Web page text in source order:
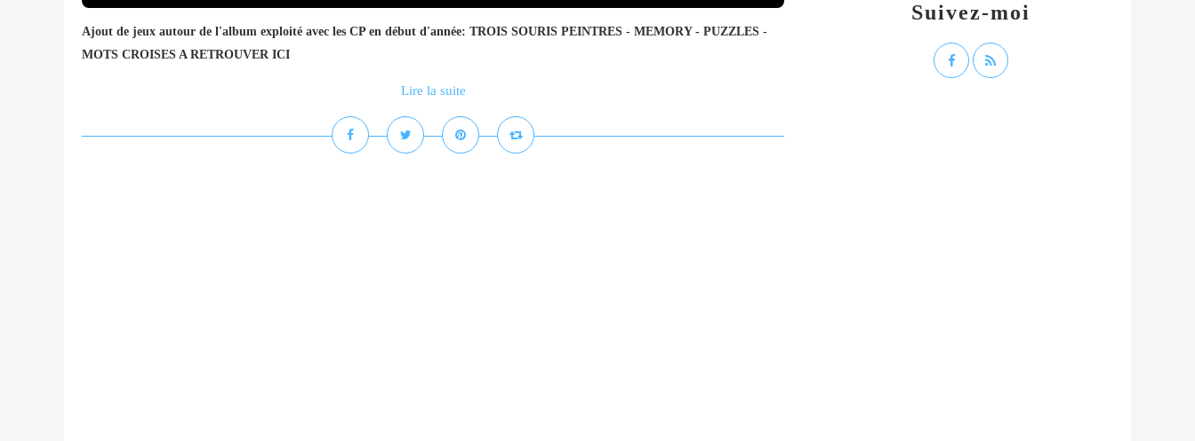
Ajout de jeux autour de l'album exploité avec les CP en début d'année: TROIS SOURIS PEINTRES - MEMORY - PUZZLES -
MOTS CROISES A RETROUVER ICI
Lire la suite
Suivez-moi